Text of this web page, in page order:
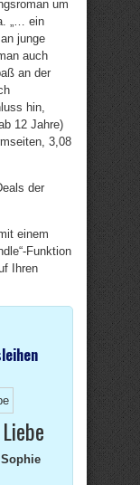
um
„… ein
junge
auch
an der
hin,
12 Jahre)
3,08
der
einem
Funktion
Ihren